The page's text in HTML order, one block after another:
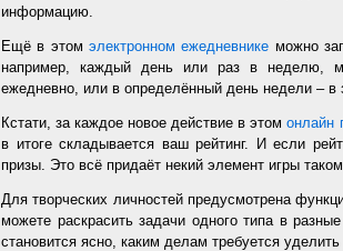
информацию.
Ещё в этомэлектронном ежедневнике можно
например, каждый день или раз в неделю,
ежедневно, или в определённый день недели – в
Кстати, за каждое новое действие в этомонлайн
в итоге складывается ваш рейтинг. И если
призы. Это всё придаёт некий элемент игры
Для творческих личностей предусмотрена
можете раскрасить задачи одного типа в
становится ясно, каким делам требуется